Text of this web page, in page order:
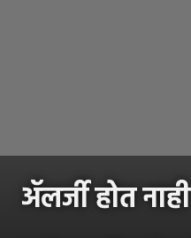
ॲलर्जी होत नाही